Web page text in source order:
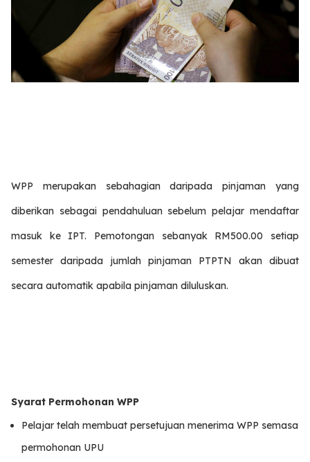
WPP merupakan sebahagian daripada pinjaman yang
diberikan sebagai pendahuluan sebelum pelajar mendaftar
masuk ke IPT. Pemotongan sebanyak RM500.00 setiap
semester daripada jumlah pinjaman PTPTN akan dibuat
secara automatik apabila pinjaman diluluskan.
Syarat Permohonan WPP
Pelajar telah membuat persetujuan menerima WPP semasa
permohonan UPU